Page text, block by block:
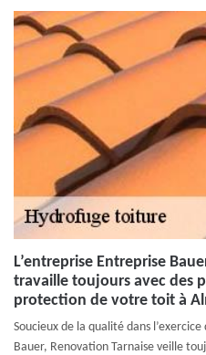
L’entreprise Entreprise
travaille toujours avec des
protection de votre toit à
Soucieux de la qualité dans
Bauer, Renovation Tarnaise veille